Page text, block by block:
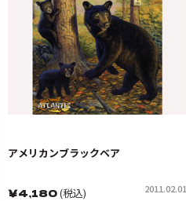
アメリカンブラックベア
￥4,180(税込) 2011.02.01